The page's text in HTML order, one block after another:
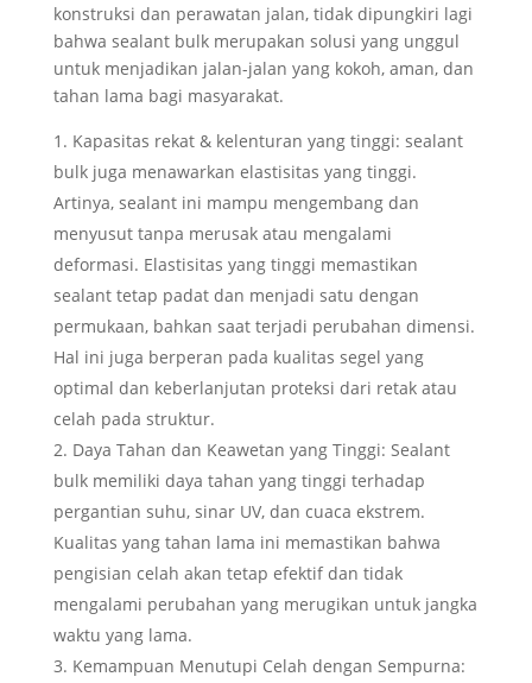
konstruksi dan perawatan jalan, tidak dipungkiri lagi
bahwa sealant bulk merupakan solusi yang unggul
untuk menjadikan jalan-jalan yang kokoh, aman, dan
tahan lama bagi masyarakat.
Kapasitas rekat & kelenturan yang tinggi: sealant
bulk juga menawarkan elastisitas yang tinggi.
Artinya, sealant ini mampu mengembang dan
menyusut tanpa merusak atau mengalami
deformasi. Elastisitas yang tinggi memastikan
sealant tetap padat dan menjadi satu dengan
permukaan, bahkan saat terjadi perubahan dimensi.
Hal ini juga berperan pada kualitas segel yang
optimal dan keberlanjutan proteksi dari retak atau
celah pada struktur.
Daya Tahan dan Keawetan yang Tinggi: Sealant
bulk memiliki daya tahan yang tinggi terhadap
pergantian suhu, sinar UV, dan cuaca ekstrem.
Kualitas yang tahan lama ini memastikan bahwa
pengisian celah akan tetap efektif dan tidak
mengalami perubahan yang merugikan untuk jangka
waktu yang lama.
Kemampuan Menutupi Celah dengan Sempurna: